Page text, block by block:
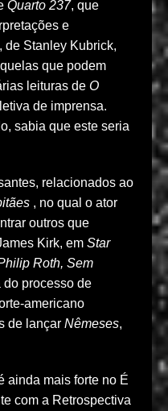
Quarto 237, que
e
, de Stanley Kubrick,
que podem
leituras de O
de imprensa.
sabia que este seria
relacionados ao
, no qual o ator
outros que
Kirk, em Star
Roth, Sem
do processo de
americano
de lançar Nêmeses,
ainda mais forte no É
com a Retrospectiva